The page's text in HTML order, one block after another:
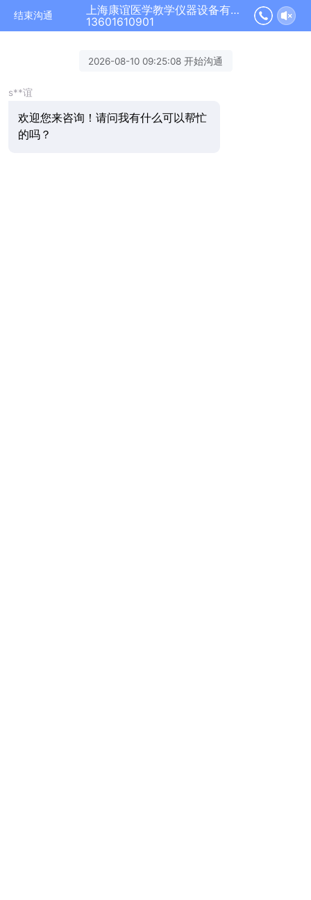
结束沟通
上海康谊医学教学仪器设备有限公司正在为您服务
13601610901
2026-08-10 09:25:08 开始沟通
s**谊
欢迎您来咨询！请问我有什么可以帮忙
的吗？